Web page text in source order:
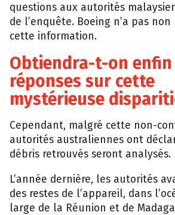
questions aux autorités
de l’enquête. Boeing n’a pas
cette information.
Obtiendra-t-on enfin
réponses sur cette
mystérieuse
Cependant, malgré cette non-
autorités australiennes ont
débris retrouvés seront analysés.
L’année dernière, les autorités
des restes de l’appareil, dans
large de la Réunion et de